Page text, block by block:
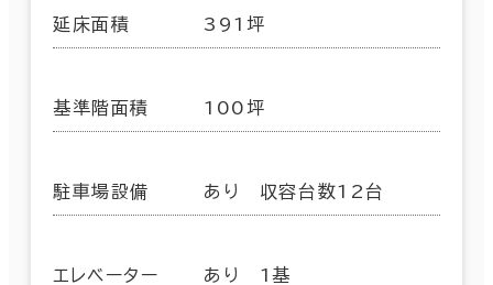
延床面積 391坪
基準階面積 100坪
駐車場設備 あり 収容台数12台
エレベーター あり 1基